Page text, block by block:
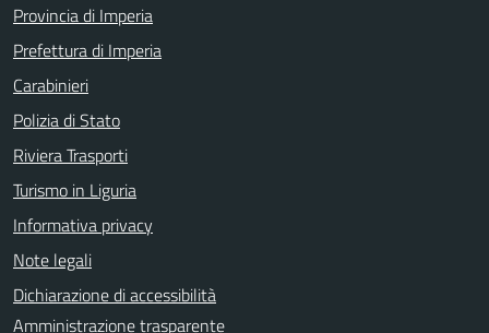
Provincia di Imperia
Prefettura di Imperia
Carabinieri
Polizia di Stato
Riviera Trasporti
Turismo in Liguria
Informativa privacy
Note legali
Dichiarazione di accessibilità
Amministrazione trasparente